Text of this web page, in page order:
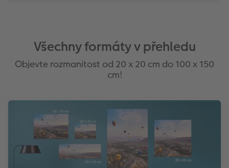
Všechny formáty v přehledu
Objevte rozmanitost od 20 x 20 cm do 100 x 150
cm!